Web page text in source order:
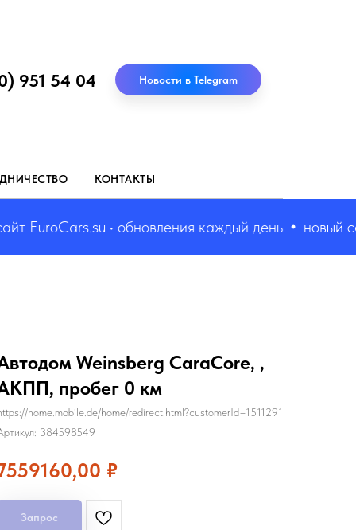
951 54 04 Новости в Telegram
КОНТАКТЫ
• обновления каждый день новый сайт
Weinsberg CaraCore, ,
пробег 0 км
home.mobile.de/home/redirect.html?customerId=1511291
384598549
₽
Запрос